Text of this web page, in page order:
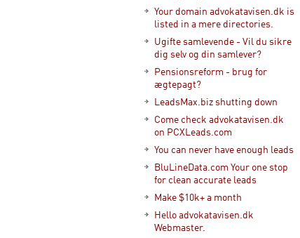
Your domain advokatavisen.dk is
listed in a mere directories.
Ugifte samlevende - Vil du sikre
dig selv og din samlever?
Pensionsreform - brug for
ægtepagt?
LeadsMax.biz shutting down
Come check advokatavisen.dk
on PCXLeads.com
You can never have enough leads
BluLineData.com Your one stop
for clean accurate leads
Make $10k+ a month
Hello advokatavisen.dk
Webmaster.